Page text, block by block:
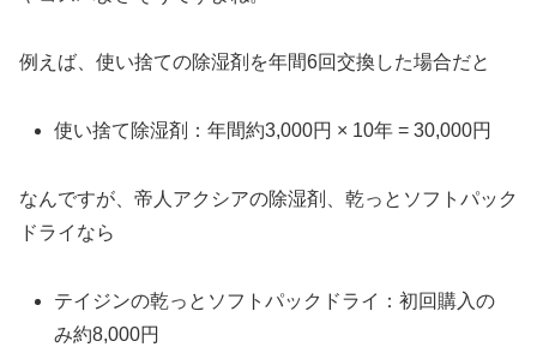
例えば、使い捨ての除湿剤を年間6回交換した場合だと
使い捨て除湿剤：年間約3,000円 × 10年 = 30,000円
なんですが、帝人アクシアの除湿剤、乾っとソフトパック
ドライなら
テイジンの乾っとソフトパックドライ：初回購入の
み約8,000円